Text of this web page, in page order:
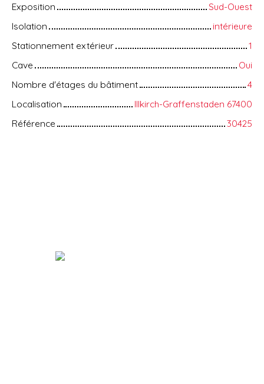
Exposition
Sud-Ouest
Isolation
intérieure
Stationnement extérieur
1
Cave
Oui
Nombre d'étages du bâtiment
4
Localisation
Illkirch-Graffenstaden 67400
Référence
30425